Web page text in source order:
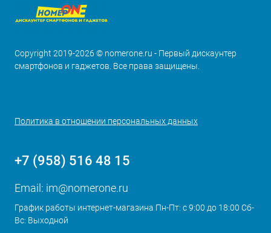
Copyright 2019-2026 © nomerone.ru - Первый дискаунтер
смартфонов и гаджетов. Все права защищены.
Политика в отношении персональных данных
+7 (958) 516 48 15
Email: im@nomerone.ru
График работы интернет-магазина Пн-Пт: с 9:00 до 18:00 Сб-
Вс: Выходной